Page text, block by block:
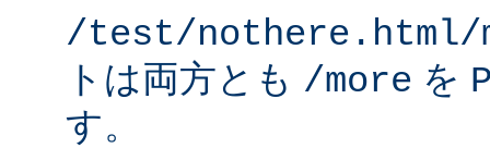
/test/nothere.html/
トは両方とも /more を
す。